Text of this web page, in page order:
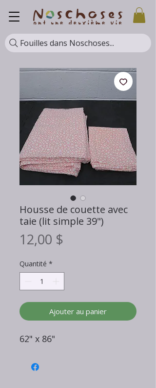
Fouilles dans Noschoses...
Housse de couette avec
taie (lit simple 39")
12,00 $
Quantité *
Ajouter au panier
62" x 86"